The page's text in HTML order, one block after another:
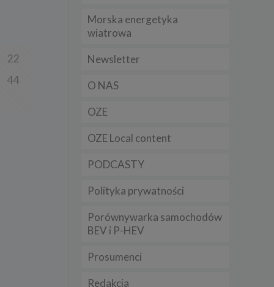
22
44
Morska energetyka
wiatrowa
Newsletter
O NAS
OZE
OZE Local content
PODCASTY
Polityka prywatności
Porównywarka samochodów
BEV i P-HEV
Prosumenci
Redakcja